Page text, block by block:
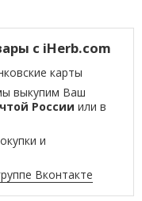
с iHerb.com
карты
выкупим Ваш
России или в
и
Вконтакте